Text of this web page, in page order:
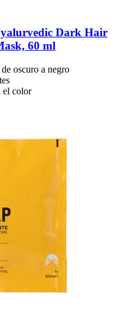
Dark Hair
60 ml
oscuro a negro
el color